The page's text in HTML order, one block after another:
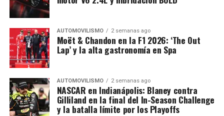
AUTOMOVILISMO 2 semanas ago
Moët & Chandon en la F1 2026: ‘The Out
Lap’ y la alta gastronomía en Spa
AUTOMOVILISMO 2 semanas ago
NASCAR en Indianápolis: Blaney contra
Gilliland en la final del In-Season Challenge
y la batalla límite por los Playoffs